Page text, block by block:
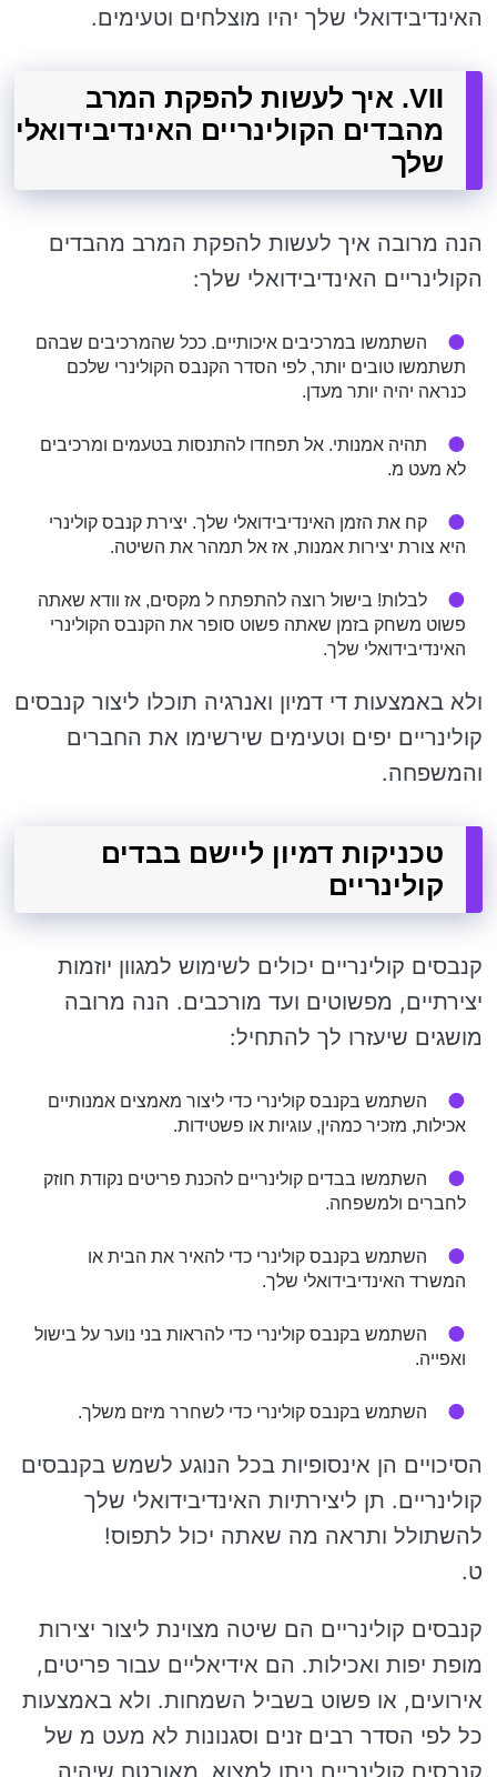
האינדיבידואלי שלך יהיו מוצלחים וטעימים.
VII. איך לעשות להפקת המרב
מהבדים הקולינריים האינדיבידואלי
שלך
הנה מרובה איך לעשות להפקת המרב מהבדים
הקולינריים האינדיבידואלי שלך:
השתמשו במרכיבים איכותיים. ככל שהמרכיבים שבהם
תשתמשו טובים יותר, לפי הסדר הקנבס הקולינרי שלכם
כנראה יהיה יותר מעדן.
תהיה אמנותי. אל תפחדו להתנסות בטעמים ומרכיבים
לא מעט מ.
קח את הזמן האינדיבידואלי שלך. יצירת קנבס קולינרי
היא צורת יצירות אמנות, אז אל תמהר את השיטה.
לבלות! בישול רוצה להתפתח ל מקסים, אז וודא שאתה
פשוט משחק בזמן שאתה פשוט סופר את הקנבס הקולינרי
האינדיבידואלי שלך.
ולא באמצעות די דמיון ואנרגיה תוכלו ליצור קנבסים
קולינריים יפים וטעימים שירשימו את החברים
והמשפחה.
טכניקות דמיון ליישם בבדים
קולינריים
קנבסים קולינריים יכולים לשימוש למגוון יוזמות
יצירתיים, מפשוטים ועד מורכבים. הנה מרובה
מושגים שיעזרו לך להתחיל:
השתמש בקנבס קולינרי כדי ליצור מאמצים אמנותיים
אכילות, מזכיר כמהין, עוגיות או פשטידות.
השתמשו בבדים קולינריים להכנת פריטים נקודת חוזק
לחברים ולמשפחה.
השתמש בקנבס קולינרי כדי להאיר את הבית או
המשרד האינדיבידואלי שלך.
השתמש בקנבס קולינרי כדי להראות בני נוער על בישול
ואפייה.
השתמש בקנבס קולינרי כדי לשחרר מיזם משלך.
הסיכויים הן אינסופיות בכל הנוגע לשמש בקנבסים
קולינריים. תן ליצירתיות האינדיבידואלי שלך
להשתולל ותראה מה שאתה יכול לתפוס!
ט.
קנבסים קולינריים הם שיטה מצוינת ליצור יצירות
מופת יפות ואכילות. הם אידיאליים עבור פריטים,
אירועים, או פשוט בשביל השמחות. ולא באמצעות
כל לפי הסדר רבים זנים וסגנונות לא מעט מ של
קנבסים קולינריים ניתן למצוא, מאובטח שיהיה